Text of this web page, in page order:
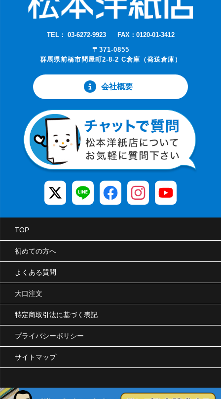
TEL： 03-6272-9923
FAX：0120-01-3412
〒371-0855
群馬県前橋市問屋町2-8-2 C倉庫（発送倉庫）
会社概要
TOP
初めての方へ
よくある質問
大口注文
特定商取引法に基づく表記
プライバシーポリシー
サイトマップ